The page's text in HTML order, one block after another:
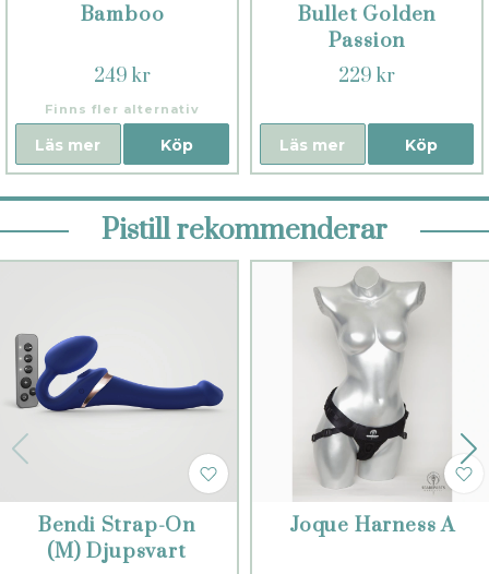
Bamboo
249 kr
Finns fler alternativ
Köp
Läs mer
Bullet Golden
Passion
229 kr
Köp
Läs mer
Pistill rekommenderar
Bendi Strap-On
(M) Djupsvart
Joque Harness A